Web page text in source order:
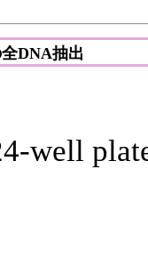
DNA抽出
well